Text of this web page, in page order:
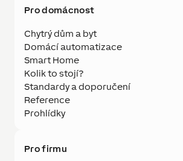
Pro domácnost
Chytrý dům a byt
Domácí automatizace
Smart Home
Kolik to stojí?
Standardy a doporučení
Reference
Prohlídky
Pro firmu